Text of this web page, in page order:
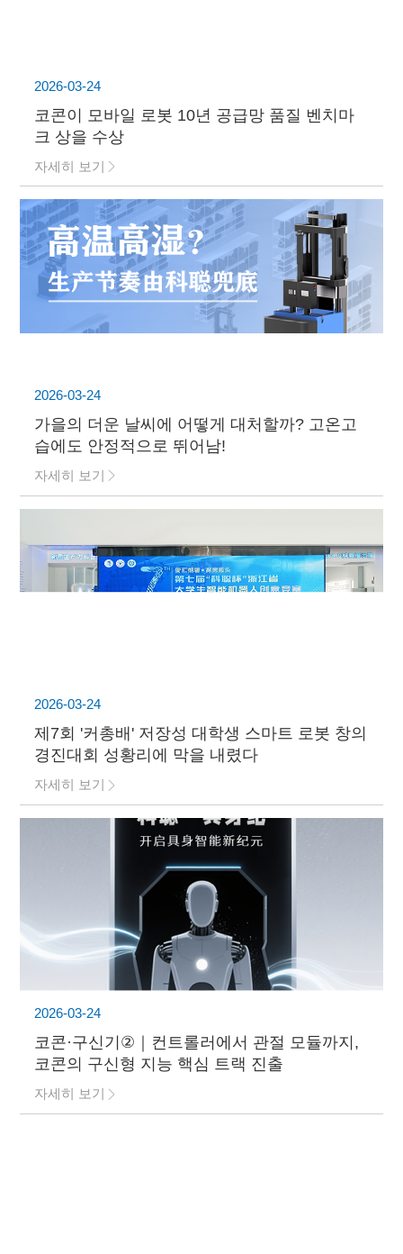
2026-03-24
코콘이 모바일 로봇 10년 공급망 품질 벤치마
크 상을 수상
자세히 보기
2026-03-24
가을의 더운 날씨에 어떻게 대처할까? 고온고
습에도 안정적으로 뛰어남!
자세히 보기
2026-03-24
제7회 '커총배' 저장성 대학생 스마트 로봇 창의
경진대회 성황리에 막을 내렸다
자세히 보기
2026-03-24
코콘·구신기②｜컨트롤러에서 관절 모듈까지,
코콘의 구신형 지능 핵심 트랙 진출
자세히 보기